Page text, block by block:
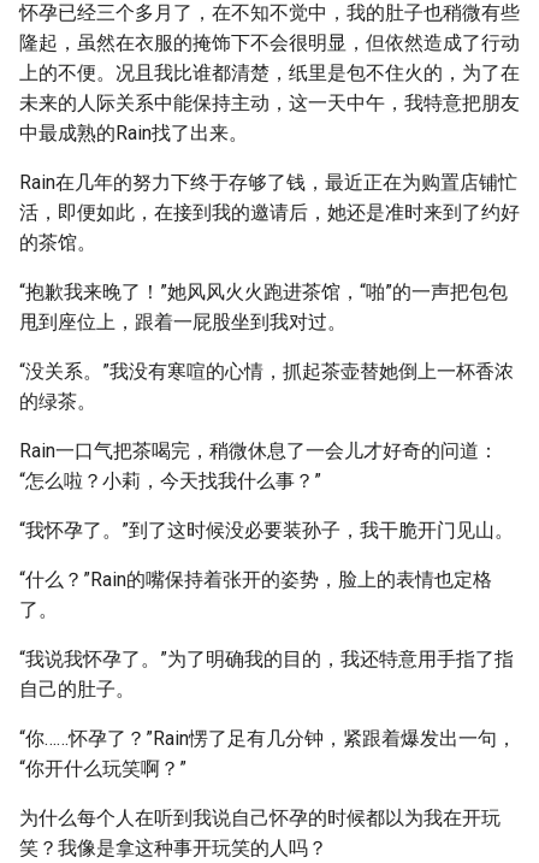
怀孕已经三个多月了，在不知不觉中，我的肚子也稍微有些
隆起，虽然在衣服的掩饰下不会很明显，但依然造成了行动
上的不便。况且我比谁都清楚，纸里是包不住火的，为了在
未来的人际关系中能保持主动，这一天中午，我特意把朋友
中最成熟的Rain找了出来。
Rain在几年的努力下终于存够了钱，最近正在为购置店铺忙
活，即便如此，在接到我的邀请后，她还是准时来到了约好
的茶馆。
“抱歉我来晚了！”她风风火火跑进茶馆，“啪”的一声把包包
甩到座位上，跟着一屁股坐到我对过。
“没关系。”我没有寒喧的心情，抓起茶壶替她倒上一杯香浓
的绿茶。
Rain一口气把茶喝完，稍微休息了一会儿才好奇的问道：
“怎么啦？小莉，今天找我什么事？”
“我怀孕了。”到了这时候没必要装孙子，我干脆开门见山。
“什么？”Rain的嘴保持着张开的姿势，脸上的表情也定格
了。
“我说我怀孕了。”为了明确我的目的，我还特意用手指了指
自己的肚子。
“你……怀孕了？”Rain愣了足有几分钟，紧跟着爆发出一句，
“你开什么玩笑啊？”
为什么每个人在听到我说自己怀孕的时候都以为我在开玩
笑？我像是拿这种事开玩笑的人吗？